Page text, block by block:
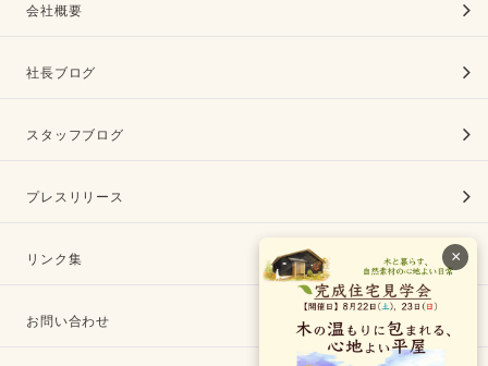
×
会社概要
社長ブログ
スタッフブログ
プレスリリース
リンク集
お問い合わせ